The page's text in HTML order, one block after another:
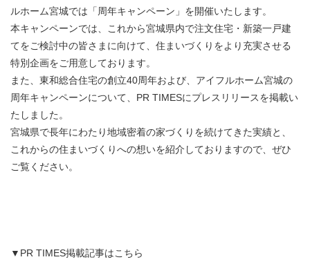
ルホーム宮城では「周年キャンペーン」を開催いたします。
本キャンペーンでは、これから宮城県内で注文住宅・新築一戸建
てをご検討中の皆さまに向けて、住まいづくりをより充実させる
特別企画をご用意しております。
また、東和総合住宅の創立40周年および、アイフルホーム宮城の
周年キャンペーンについて、PR TIMESにプレスリリースを掲載い
たしました。
宮城県で長年にわたり地域密着の家づくりを続けてきた実績と、
これからの住まいづくりへの想いを紹介しておりますので、ぜひ
ご覧ください。
▼PR TIMES掲載記事はこちら